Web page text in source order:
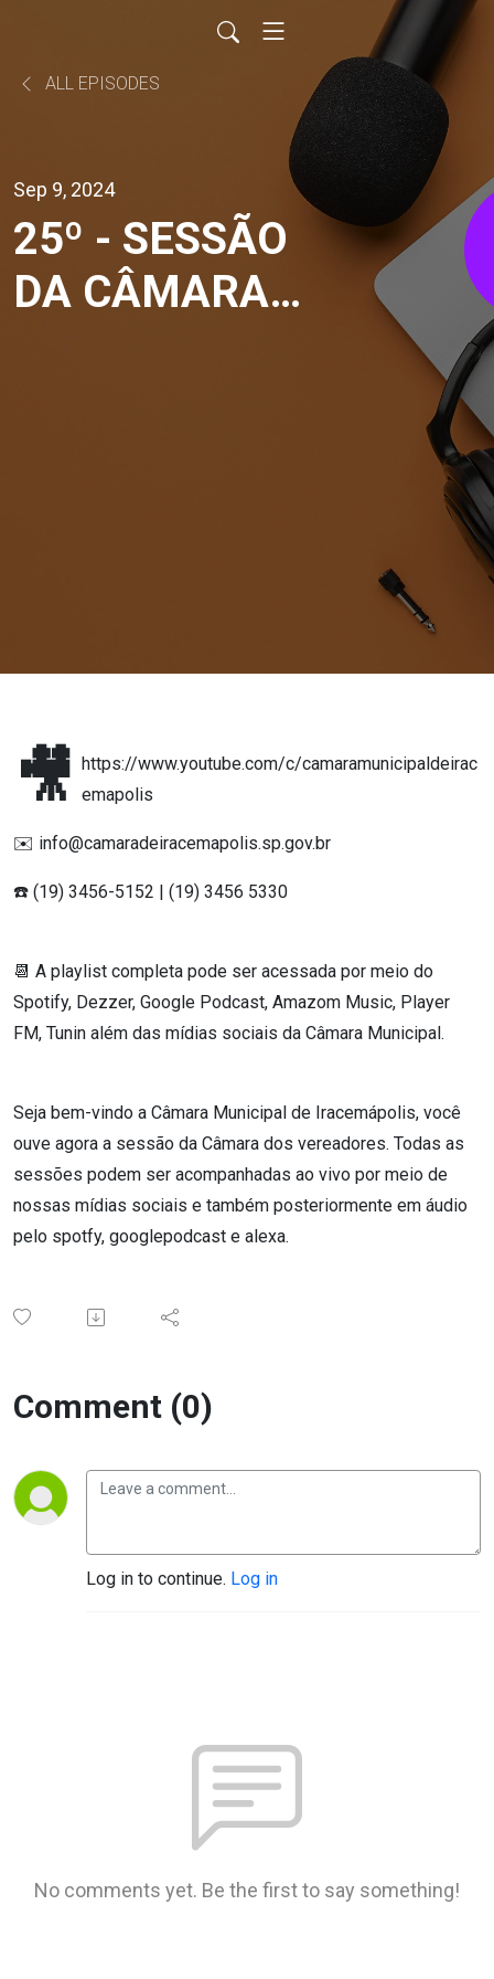
ALL EPISODES
Sep 9, 2024
25º - SESSÃO
DA CÂMARA
🎥 https://www.youtube.com/c/camaramunicipaldeirac
emapolis
✉️ info@camaradeiracemapolis.sp.gov.br
☎️ (19) 3456-5152 | (19) 3456 5330
📆 A playlist completa pode ser acessada por meio do
Spotify, Dezzer, Google Podcast, Amazom Music, Player
FM, Tunin além das mídias sociais da Câmara Municipal.
Seja bem-vindo a Câmara Municipal de Iracemápolis, você
ouve agora a sessão da Câmara dos vereadores. Todas as
sessões podem ser acompanhadas ao vivo por meio de
nossas mídias sociais e também posteriormente em áudio
pelo spotfy, googlepodcast e alexa.
Comment (0)
Log in to continue. Log in
No comments yet. Be the first to say something!